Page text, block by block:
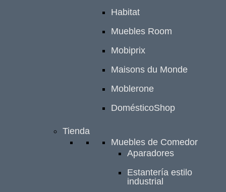
Habitat
Muebles Room
Mobiprix
Maisons du Monde
Moblerone
DomésticoShop
Tienda
Muebles de Comedor
Aparadores
Estantería estilo
industrial